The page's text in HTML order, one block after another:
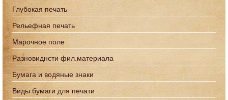
Глубокая печать
Рельефная печать
Марочное поле
Разновиднсти фил.материала
Бумага и водяные знаки
Виды бумаги для печати